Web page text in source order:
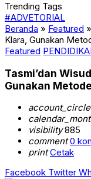
Trending Tags
#ADVETORIAL
Beranda » Featured »
Klara, Gunakan
Featured
Tasmi’dan
Gunakan
account_circle
visibility885
comment 0
print Cetak
Facebook Twitter